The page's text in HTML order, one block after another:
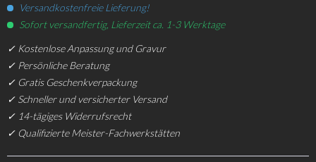
Versandkostenfreie Lieferung!
Sofort versandfertig, Lieferzeit ca. 1-3 Werktage
✓ Kostenlose Anpassung und Gravur
✓ Persönliche Beratung
✓ Gratis Geschenkverpackung
✓ Schneller und versicherter Versand
✓ 14-tägiges Widerrufsrecht
✓ Qualifizierte Meister-Fachwerkstätten